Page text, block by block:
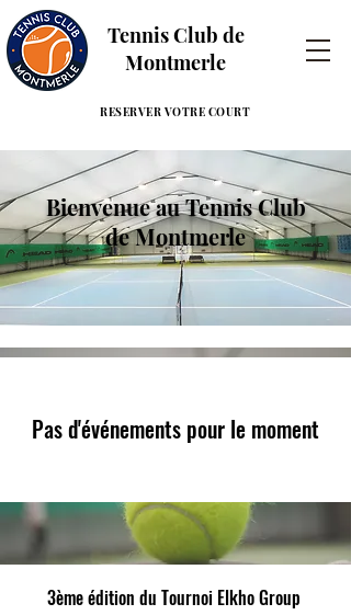
Tennis Club de
Montmerle
RESERVER VOTRE COURT
Bienvenue au Tennis Club
de Montmerle
Pas d'événements pour le moment
3ème édition du Tournoi Elkho Group